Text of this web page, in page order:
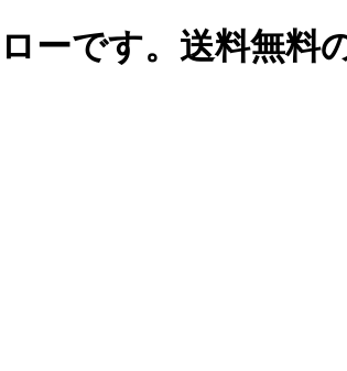
ーです。送料無料